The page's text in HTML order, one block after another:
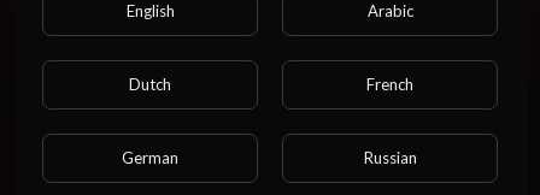
00:06:45
13 Visualizações
Entretenimento
⁣VITTY NÓS CONTO COMO FOI NA
9 Visualizações
English Arabic
Dutch French
German Russian